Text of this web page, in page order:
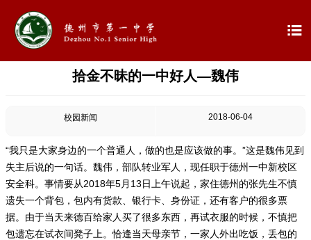

拾金不昧的一中好人—魏伟
校园新闻 2018-06-04
“我只是大家身边的一个普通人，做的也是应该做的事。”这是魏伟见到
失主后说的一句话。魏伟，部队转业军人，现任职于德州一中新校区
安全科。事情要从2018年5月13日上午说起，家住德州的张先生不慎
遗失一个背包，包内有货款、银行卡、身份证，还有客户的很多票
据。由于当天来德百给家人买了很多东西，再试衣服的时候，不慎把
包遗忘在试衣间凳子上。恰逢当天母亲节，一家人外出吃饭，丢包的
学校概况
 信息公开
 教学教研
 最新公告